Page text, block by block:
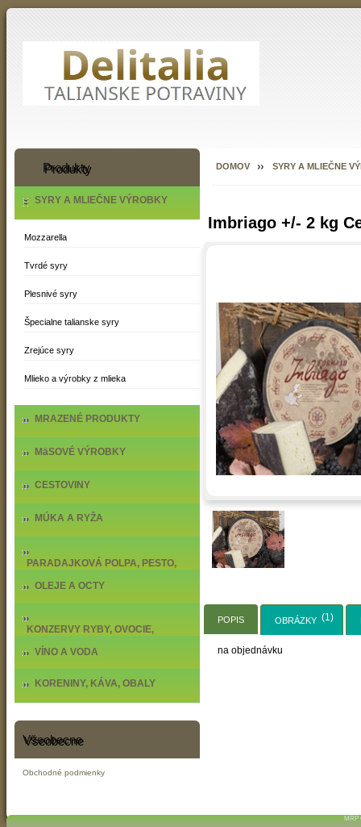
Produkty
SYRY A MLIEČNE VÝROBKY
Mozzarella
Tvrdé syry
Plesnivé syry
Špecialne talianske syry
Zrejúce syry
Mlieko a výrobky z mlieka
MRAZENÉ PRODUKTY
MäSOVÉ VÝROBKY
CESTOVINY
MÚKA A RYŽA
PARADAJKOVÁ POLPA, PESTO,
OLEJE A OCTY
KONZERVY RYBY, OVOCIE,
VÍNO A VODA
KORENINY, KÁVA, OBALY
Všeobecne
Obchodné podmienky
DOMOV SYRY A MLIEČNE
Imbriago +/- 2 kg
POPIS OBRÁZKY (1)
na objednávku
MRP